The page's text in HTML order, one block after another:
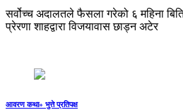
सर्वोच्च अदालतले फैसला गरेको ६ महिना
प्रेरणा शाहद्वारा विजयावास छाड्न अटेर
आवरण कथा» भुत्ते प्रतिपक्ष